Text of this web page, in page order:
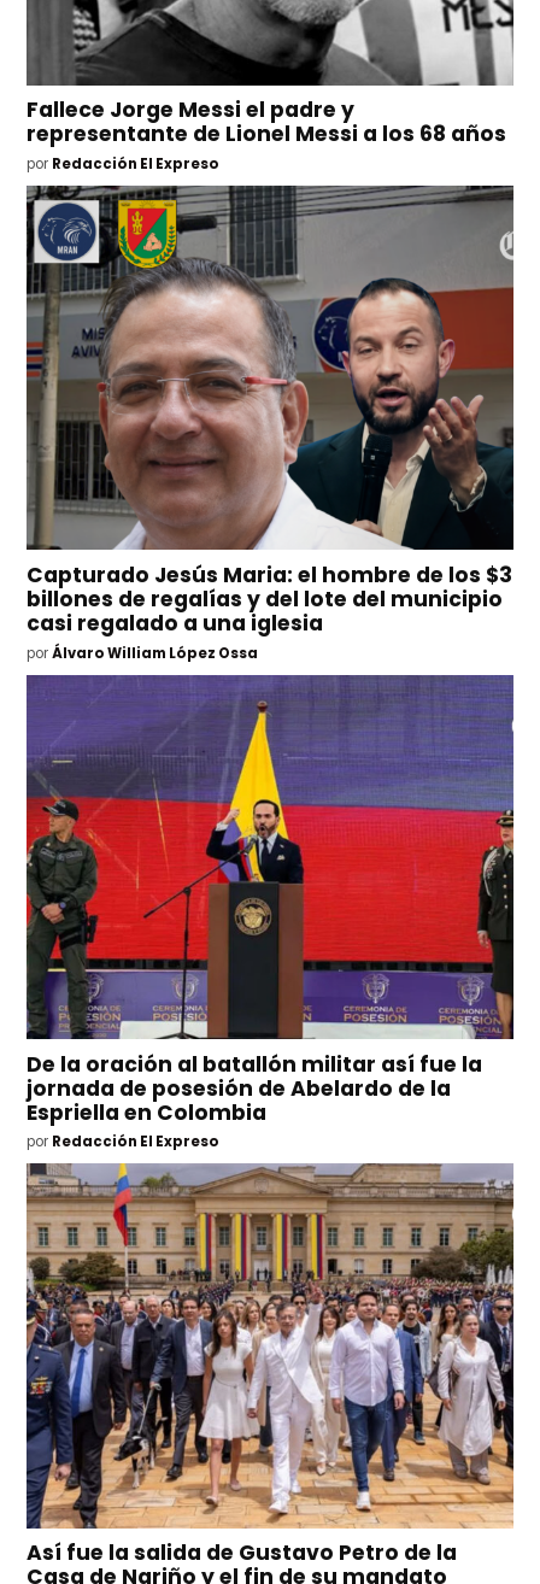
Fallece Jorge Messi el padre y
representante de Lionel Messi a los 68 años
por Redacción El Expreso
Capturado Jesús Maria: el hombre de los $3
billones de regalías y del lote del municipio
casi regalado a una iglesia
por Álvaro William López Ossa
De la oración al batallón militar así fue la
jornada de posesión de Abelardo de la
Espriella en Colombia
por Redacción El Expreso
Así fue la salida de Gustavo Petro de la
Casa de Nariño y el fin de su mandato